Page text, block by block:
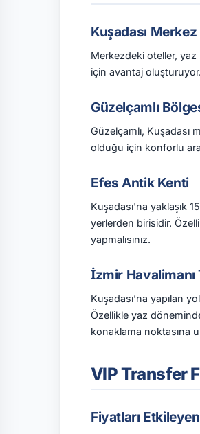
Kuşadası
Merkezdeki oteller, yaz
için avantaj oluşturuyor.
Güzelçamlı
Güzelçamlı,
olduğu için konforlu
Efes Antik Kenti
Kuşadası'na yaklaşık
yerlerden birisidir.
yapmalısınız.
İzmir
Kuşadası’na yapılan
Özellikle yaz
konaklama noktasına
VIP Transfer
Fiyatları